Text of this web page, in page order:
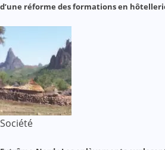
d’une réforme des formations en
Société